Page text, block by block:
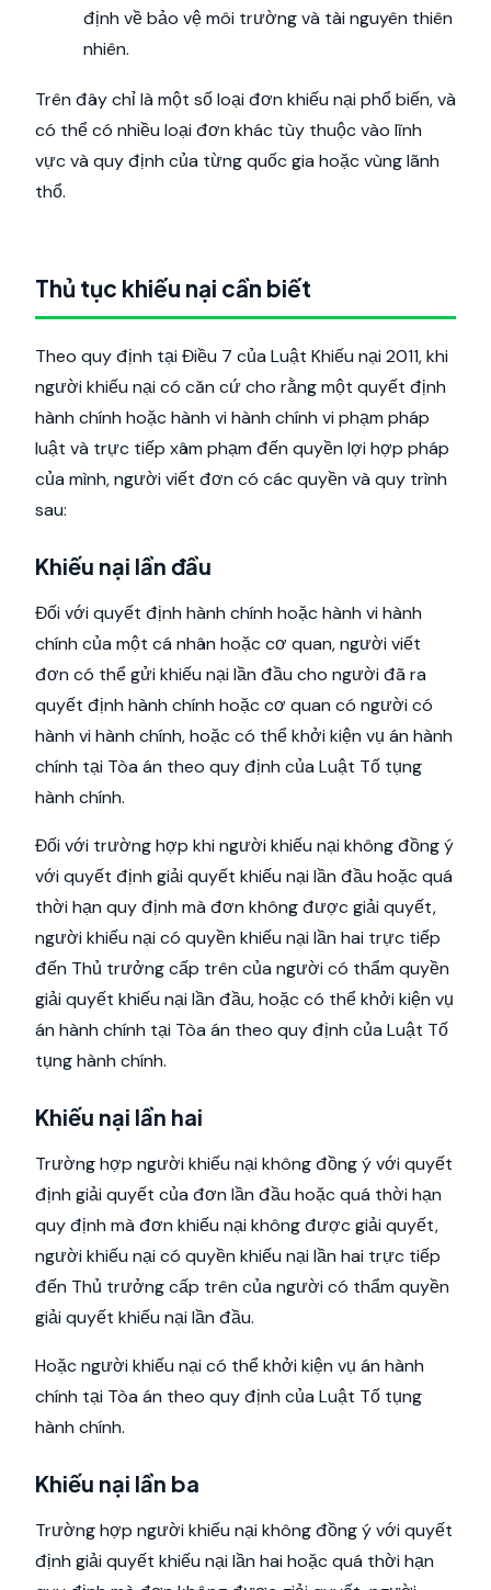
định về bảo vệ môi trường và tài nguyên thiên
nhiên.
Trên đây chỉ là một số loại đơn khiếu nại phổ biến, và
có thể có nhiều loại đơn khác tùy thuộc vào lĩnh
vực và quy định của từng quốc gia hoặc vùng lãnh
thổ.
Thủ tục khiếu nại cần biết
Theo quy định tại Điều 7 của Luật Khiếu nại 2011, khi
người khiếu nại có căn cứ cho rằng một quyết định
hành chính hoặc hành vi hành chính vi phạm pháp
luật và trực tiếp xâm phạm đến quyền lợi hợp pháp
của mình, người viết đơn có các quyền và quy trình
sau:
Khiếu nại lần đầu
Đối với quyết định hành chính hoặc hành vi hành
chính của một cá nhân hoặc cơ quan, người viết
đơn có thể gửi khiếu nại lần đầu cho người đã ra
quyết định hành chính hoặc cơ quan có người có
hành vi hành chính, hoặc có thể khởi kiện vụ án hành
chính tại Tòa án theo quy định của Luật Tố tụng
hành chính.
Đối với trường hợp khi người khiếu nại không đồng ý
với quyết định giải quyết khiếu nại lần đầu hoặc quá
thời hạn quy định mà đơn không được giải quyết,
người khiếu nại có quyền khiếu nại lần hai trực tiếp
đến Thủ trưởng cấp trên của người có thẩm quyền
giải quyết khiếu nại lần đầu, hoặc có thể khởi kiện vụ
án hành chính tại Tòa án theo quy định của Luật Tố
tụng hành chính.
Khiếu nại lần hai
Trường hợp người khiếu nại không đồng ý với quyết
định giải quyết của đơn lần đầu hoặc quá thời hạn
quy định mà đơn khiếu nại không được giải quyết,
người khiếu nại có quyền khiếu nại lần hai trực tiếp
đến Thủ trưởng cấp trên của người có thẩm quyền
giải quyết khiếu nại lần đầu.
Hoặc người khiếu nại có thể khởi kiện vụ án hành
chính tại Tòa án theo quy định của Luật Tố tụng
hành chính.
Khiếu nại lần ba
Trường hợp người khiếu nại không đồng ý với quyết
định giải quyết khiếu nại lần hai hoặc quá thời hạn